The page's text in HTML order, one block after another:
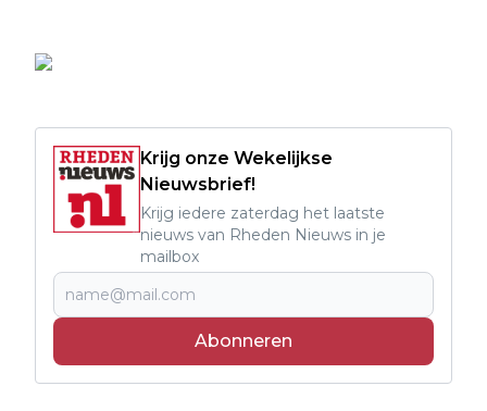
Krijg onze Wekelijkse
Nieuwsbrief!
Krijg iedere zaterdag het laatste
nieuws van Rheden Nieuws in je
mailbox
Abonneren